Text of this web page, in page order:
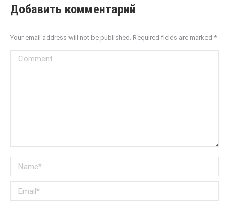
Добавить комментарий
Your email address will not be published. Required fields are marked *
Comment
Name *
Email *